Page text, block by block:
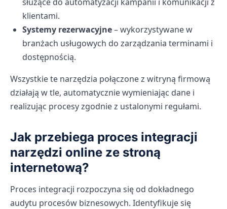
klientami.
Systemy rezerwacyjne– wykorzystywane w
branżach usługowych do zarządzania terminami i
dostępnością.
Wszystkie te narzędzia połączone z witryną firmową
działają w tle, automatycznie wymieniając dane i
realizując procesy zgodnie z ustalonymi regułami.
Jak przebiega proces integracji
narzędzi online ze stroną
internetową?
Proces integracji rozpoczyna się od dokładnego
audytu procesów biznesowych. Identyfikuje się